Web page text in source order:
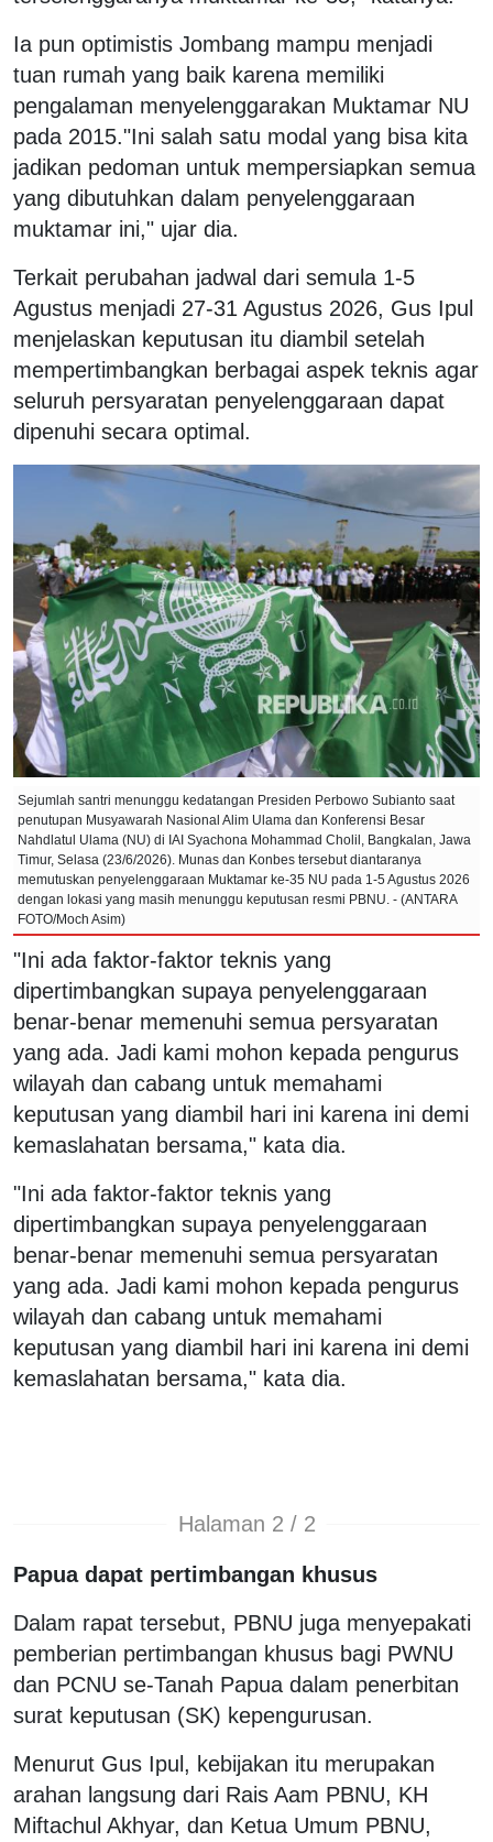
Ia pun optimistis Jombang mampu menjadi
tuan rumah yang baik karena memiliki
pengalaman menyelenggarakan Muktamar NU
pada 2015."Ini salah satu modal yang bisa kita
jadikan pedoman untuk mempersiapkan semua
yang dibutuhkan dalam penyelenggaraan
muktamar ini," ujar dia.
Terkait perubahan jadwal dari semula 1-5
Agustus menjadi 27-31 Agustus 2026, Gus Ipul
menjelaskan keputusan itu diambil setelah
mempertimbangkan berbagai aspek teknis agar
seluruh persyaratan penyelenggaraan dapat
dipenuhi secara optimal.
Sejumlah santri menunggu kedatangan Presiden Perbowo Subianto saat
penutupan Musyawarah Nasional Alim Ulama dan Konferensi Besar
Nahdlatul Ulama (NU) di IAI Syachona Mohammad Cholil, Bangkalan, Jawa
Timur, Selasa (23/6/2026). Munas dan Konbes tersebut diantaranya
memutuskan penyelenggaraan Muktamar ke-35 NU pada 1-5 Agustus 2026
dengan lokasi yang masih menunggu keputusan resmi PBNU. - (ANTARA
FOTO/Moch Asim)
"Ini ada faktor-faktor teknis yang
dipertimbangkan supaya penyelenggaraan
benar-benar memenuhi semua persyaratan
yang ada. Jadi kami mohon kepada pengurus
wilayah dan cabang untuk memahami
keputusan yang diambil hari ini karena ini demi
kemaslahatan bersama," kata dia.
"Ini ada faktor-faktor teknis yang
dipertimbangkan supaya penyelenggaraan
benar-benar memenuhi semua persyaratan
yang ada. Jadi kami mohon kepada pengurus
wilayah dan cabang untuk memahami
keputusan yang diambil hari ini karena ini demi
kemaslahatan bersama," kata dia.
Halaman 2 / 2
Papua dapat pertimbangan khusus
Dalam rapat tersebut, PBNU juga menyepakati
pemberian pertimbangan khusus bagi PWNU
dan PCNU se-Tanah Papua dalam penerbitan
surat keputusan (SK) kepengurusan.
Menurut Gus Ipul, kebijakan itu merupakan
arahan langsung dari Rais Aam PBNU, KH
Miftachul Akhyar, dan Ketua Umum PBNU,